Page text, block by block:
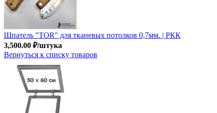
Шпатель "TOR" для тканевых потолков 0,7мм. | РКК
3,500.00 ₽/штука
Вернуться к списку товаров